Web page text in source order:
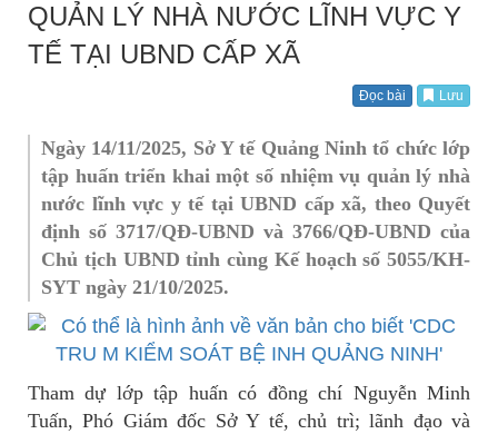
QUẢN LÝ NHÀ NƯỚC LĨNH VỰC Y
TẾ TẠI UBND CẤP XÃ
Đọc bài Lưu
Ngày 14/11/2025, Sở Y tế Quảng Ninh tổ chức lớp
tập huấn triển khai một số nhiệm vụ quản lý nhà
nước lĩnh vực y tế tại UBND cấp xã, theo Quyết
định số 3717/QĐ-UBND và 3766/QĐ-UBND của
Chủ tịch UBND tỉnh cùng Kế hoạch số 5055/KH-
SYT ngày 21/10/2025.
Tham dự lớp tập huấn có đồng chí Nguyễn Minh
Tuấn, Phó Giám đốc Sở Y tế, chủ trì; lãnh đạo và